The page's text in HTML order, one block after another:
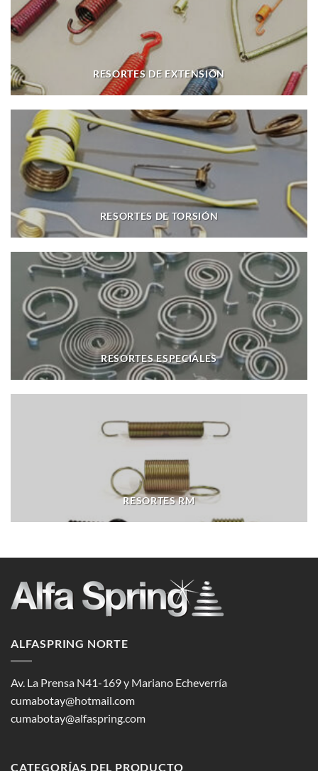
RESORTES DE EXTENSIÓN
RESORTES DE TORSIÓN
RESORTES ESPECIALES
RESORTES RM
ALFASPRING NORTE
Av. La Prensa N41-169 y Mariano Echeverría
cumabotay@hotmail.com
cumabotay@alfaspring.com
CATEGORÍAS DEL PRODUCTO